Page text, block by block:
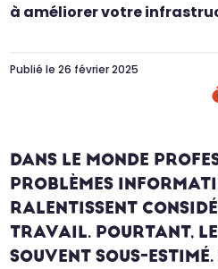
à améliorer votre
Publié le 26 février 2025
DANS LE MONDE
PROBLÈMES
RALENTISSENT
TRAVAIL. POURTANT,
SOUVENT SOUS-